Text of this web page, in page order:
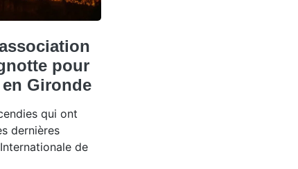
pour
Gironde
qui ont
dernières
de